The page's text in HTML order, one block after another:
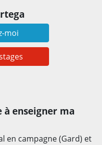
moi
enseigner ma
en campagne (Gard) et